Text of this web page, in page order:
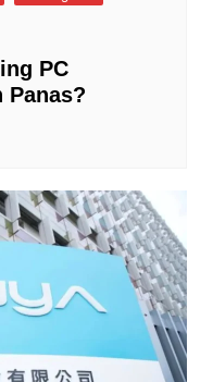
PC
Panas?